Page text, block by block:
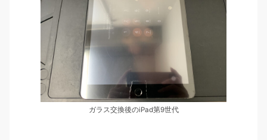
ガラス交換後のiPad第9世代